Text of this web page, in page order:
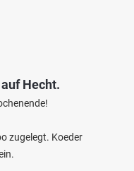
Hecht.
zugelegt. Koeder